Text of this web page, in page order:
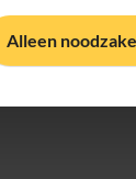
Alleen